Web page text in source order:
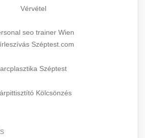
Vérvétel
seo trainer Wien
Széptest.com
arcplasztika Széptest
Kölcsönzés